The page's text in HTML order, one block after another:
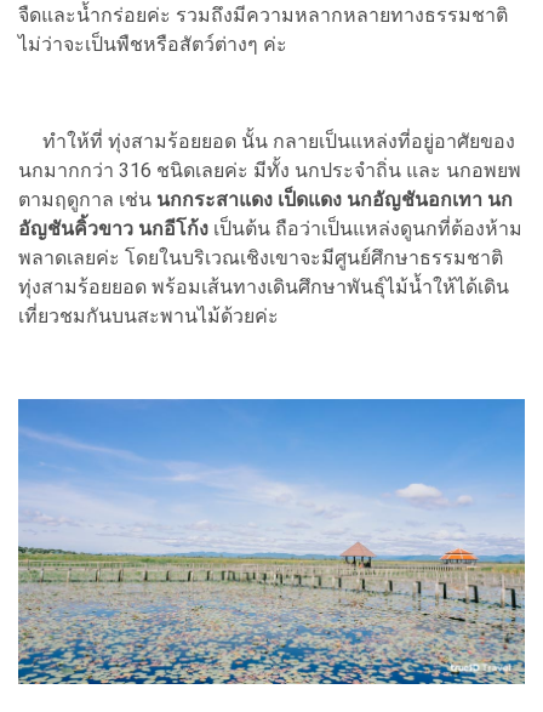
จืดและน้ำกร่อยค่ะ รวมถึงมีความหลากหลายทางธรรมชาติ
ไม่ว่าจะเป็นพืชหรือสัตว์ต่างๆ ค่ะ
ทำให้ที่ ทุ่งสามร้อยยอด นั้น กลายเป็นแหล่งที่อยู่อาศัยของ
นกมากกว่า 316 ชนิดเลยค่ะ มีทั้ง นกประจำถิ่น และ นกอพยพ
ตามฤดูกาล เช่น นกกระสาแดง เป็ดแดง นกอัญชันอกเทา นก
อัญชันคิ้วขาว นกอีโก้ง เป็นต้น ถือว่าเป็นแหล่งดูนกที่ต้องห้าม
พลาดเลยค่ะ โดยในบริเวณเชิงเขาจะมีศูนย์ศึกษาธรรมชาติ
ทุ่งสามร้อยยอด พร้อมเส้นทางเดินศึกษาพันธุ์ไม้น้ำให้ได้เดิน
เที่ยวชมกันบนสะพานไม้ด้วยค่ะ